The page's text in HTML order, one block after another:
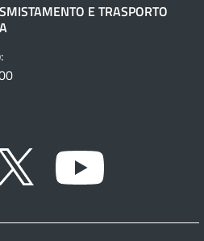
E TRASPORTO
Twitter